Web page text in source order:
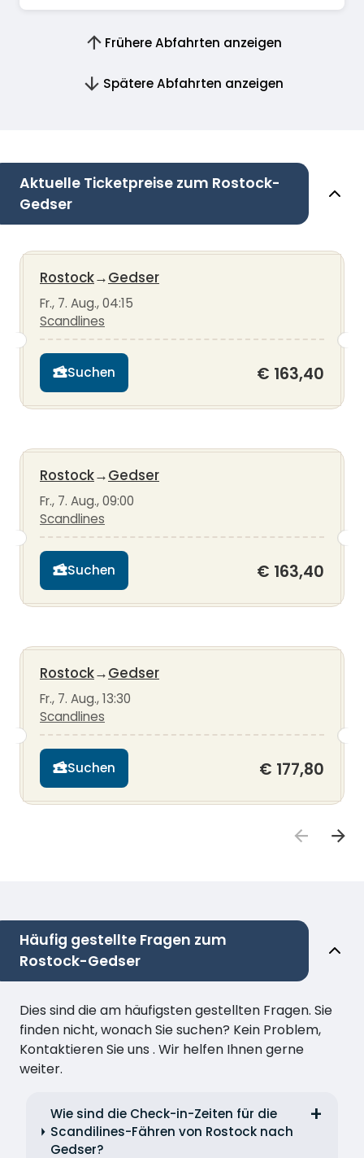
Frühere Abfahrten anzeigen
Spätere Abfahrten anzeigen
Aktuelle Ticketpreise zum Rostock-
Gedser
Rostock→Gedser
Fr., 7. Aug., 04:15
Scandlines
Suchen € 163,40
Rostock→Gedser
Fr., 7. Aug., 09:00
Scandlines
Suchen € 163,40
Rostock→Gedser
Fr., 7. Aug., 13:30
Scandlines
Suchen € 177,80
Häufig gestellte Fragen zum
Rostock-Gedser
Dies sind die am häufigsten gestellten Fragen. Sie
finden nicht, wonach Sie suchen? Kein Problem,
Kontaktieren Sie uns . Wir helfen Ihnen gerne
weiter.
Wie sind die Check-in-Zeiten für die
Scandilines-Fähren von Rostock nach
Gedser?